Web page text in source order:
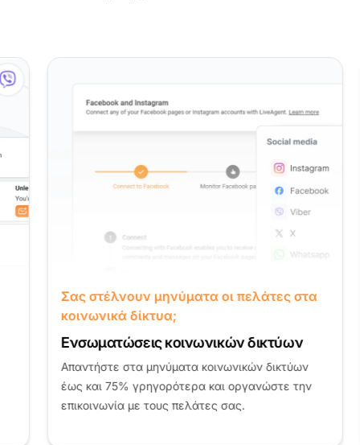
Σας στέλνουν μηνύματα οι πελάτες στα
κοινωνικά δίκτυα;
Ενσωματώσεις κοινωνικών δικτύων
Απαντήστε στα μηνύματα κοινωνικών δικτύων
έως και 75% γρηγορότερα και οργανώστε την
επικοινωνία με τους πελάτες σας.